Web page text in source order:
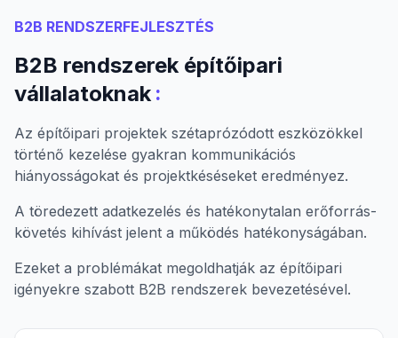
B2B RENDSZERFEJLESZTÉS
B2B rendszerek építőipari
vállalatoknak :
Az építőipari projektek szétaprózódott eszközökkel
történő kezelése gyakran kommunikációs
hiányosságokat és projektkéséseket eredményez.
A töredezett adatkezelés és hatékonytalan erőforrás-
követés kihívást jelent a működés hatékonyságában.
Ezeket a problémákat megoldhatják az építőipari
igényekre szabott B2B rendszerek bevezetésével.